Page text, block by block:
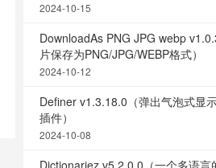
2024-10-15
DownloadAs PNG JPG webp
片保存为PNG/JPG/WEBP格式）
2024-10-12
Definer v1.3.18.0（弹出气泡式显
插件）
2024-10-08
Dictionariez v5.2.0.0（一个多语言